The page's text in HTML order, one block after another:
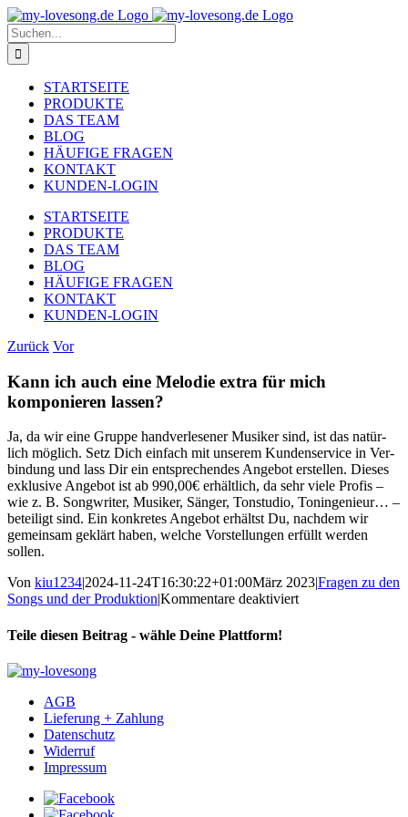
Zum
Inhalt
springen
Suche
nach:
STARTSEITE
PRODUKTE
DAS TEAM
BLOG
HÄUFIGE FRAGEN
KONTAKT
KUNDEN-LOGIN
STARTSEITE
PRODUKTE
DAS TEAM
BLOG
HÄUFIGE FRAGEN
KONTAKT
KUNDEN-LOGIN
Zurück Vor
Kann ich auch eine Melodie extra für mich
komponieren lassen?
Ja, da wir eine Grup­pe hand­ver­le­se­ner Musi­ker sind, ist das natür­
lich mög­lich. Setz Dich ein­fach mit unse­rem Kun­den­ser­vice in Ver­
bin­dung und lass Dir ein ent­spre­chen­des Ange­bot erstel­len. Die­ses
exklu­si­ve Ange­bot ist ab 990,00€ erhält­lich, da sehr vie­le Pro­fis –
wie z. B. Song­wri­ter, Musi­ker, Sän­ger, Ton­stu­dio, Ton­in­ge­nieur… –
betei­ligt sind. Ein kon­kre­tes Ange­bot erhältst Du, nach­dem wir
gemein­sam geklärt haben, wel­che Vor­stel­lun­gen erfüllt wer­den
sollen.
Von kiu1234|2024-11-24T16:30:22+01:00März 2023|Fragen zu den
Songs und der Produktion|Kommentare deaktiviertfür
Teile diesen Beitrag - wähle Deine Plattform!
Facebook
WhatsApp
Pinterest
E-
AGB
Lieferung + Zahlung
Datenschutz
Widerruf
Impressum